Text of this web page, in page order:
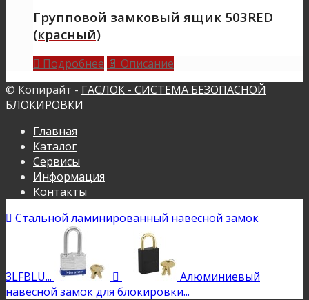
Групповой замковый ящик 503RED
(красный)
 Подробнее 📄 Описание
© Копирайт - ГАСЛОК - СИСТЕМА БЕЗОПАСНОЙ
БЛОКИРОВКИ
Главная
Каталог
Сервисы
Информация
Контакты
 Стальной ламинированный навесной замок
3LFBLU... 
Алюминиевый
навесной замок для блокировки...